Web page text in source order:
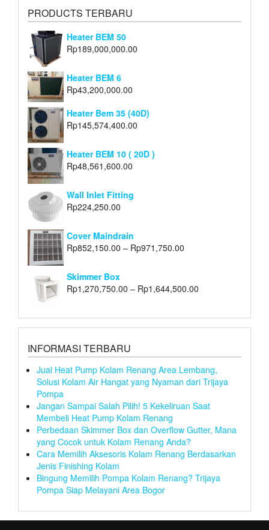
PRODUCTS TERBARU
Heater BEM 50
Rp189,000,000.00
Heater BEM 6
Rp43,200,000.00
Heater Bem 35 (40D)
Rp145,574,400.00
Heater BEM 10 ( 20D )
Rp48,561,600.00
Wall Inlet Fitting
Rp224,250.00
Cover Maindrain
Rp852,150.00 – Rp971,750.00
Skimmer Box
Rp1,270,750.00 – Rp1,644,500.00
INFORMASI TERBARU
Jual Heat Pump Kolam Renang Area Lembang,
Solusi Kolam Air Hangat yang Nyaman dari Trijaya
Pompa
Jangan Sampai Salah Pilih! 5 Kekeliruan Saat
Membeli Heat Pump Kolam Renang
Perbedaan Skimmer Box dan Overflow Gutter, Mana
yang Cocok untuk Kolam Renang Anda?
Cara Memilih Aksesoris Kolam Renang Berdasarkan
Jenis Finishing Kolam
Bingung Memilih Pompa Kolam Renang? Trijaya
Pompa Siap Melayani Area Bogor